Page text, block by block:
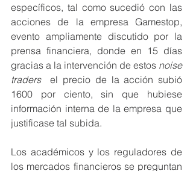
específicos, tal como sucedió con las
acciones de la empresa Gamestop,
evento ampliamente discutido por la
prensa financiera, donde en 15 días
gracias a la intervención de estos noise
traders
  el precio de la acción subió
1600 por ciento, sin que hubiese
información interna de la empresa que
justificase tal subida.
Los académicos y los reguladores de
los mercados financieros se preguntan